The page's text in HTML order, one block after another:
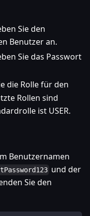
Sie den
Benutzer an.
Sie das Passwort
die Rolle für den
Rollen sind
ist USER.
Benutzernamen
und der
Sie den